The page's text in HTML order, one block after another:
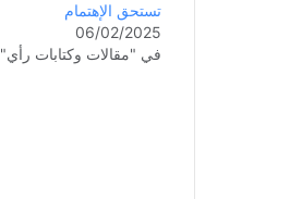
تستحق الإهتمام
06/02/2025
في "مقالات وكتابات رأي"